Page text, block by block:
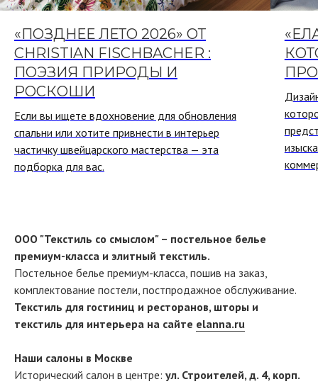
«ПОЗДНЕЕ ЛЕТО 2026» ОТ
CHRISTIAN FISCHBACHER :
ПОЭЗИЯ ПРИРОДЫ И
РОСКОШИ
Если вы ищете вдохновение для обновления
спальни или хотите привнести в интерьер
частичку швейцарского мастерства — эта
подборка для вас.
ООО "Текстиль со смыслом" – постельное белье
премиум-класса и элитный текстиль.
Постельное белье премиум-класса, пошив на заказ,
комплектование постели, постпродажное обслуживание.
Текстиль для гостиниц и ресторанов, шторы и
текстиль для интерьера на сайте elanna.ru
Наши салоны в Москве
Исторический салон в центре: ул. Строителей, д. 4, корп.